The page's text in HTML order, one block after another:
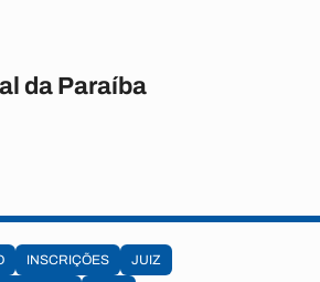
da Paraíba
INSCRIÇÕES
JUIZ